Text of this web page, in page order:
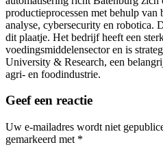
productieprocessen met behulp van
analyse, cybersecurity en robotica.
dit plaatje. Het bedrijf heeft een
voedingsmiddelensector en is
University & Research, een
agri- en foodindustrie.
Geef een reactie
Uw e-mailadres wordt niet
gemarkeerd met *